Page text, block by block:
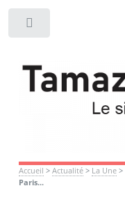
Accueil > Actualité> La Une>
Paris...